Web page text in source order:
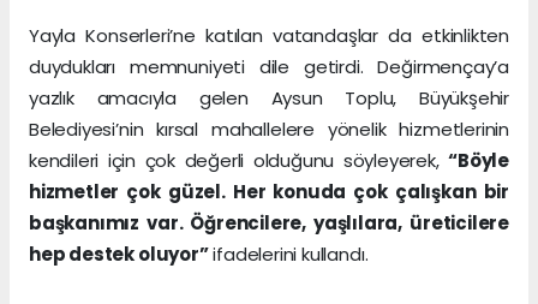
Yayla Konserleri’ne katılan vatandaşlar da etkinlikten
duydukları memnuniyeti dile getirdi. Değirmençay’a
yazlık amacıyla gelen Aysun Toplu, Büyükşehir
Belediyesi’nin kırsal mahallelere yönelik hizmetlerinin
kendileri için çok değerli olduğunu söyleyerek,“Böyle
hizmetler çok güzel. Her konuda çok çalışkan bir
başkanımız var. Öğrencilere, yaşlılara, üreticilere
hep destek oluyor”ifadelerini kullandı.